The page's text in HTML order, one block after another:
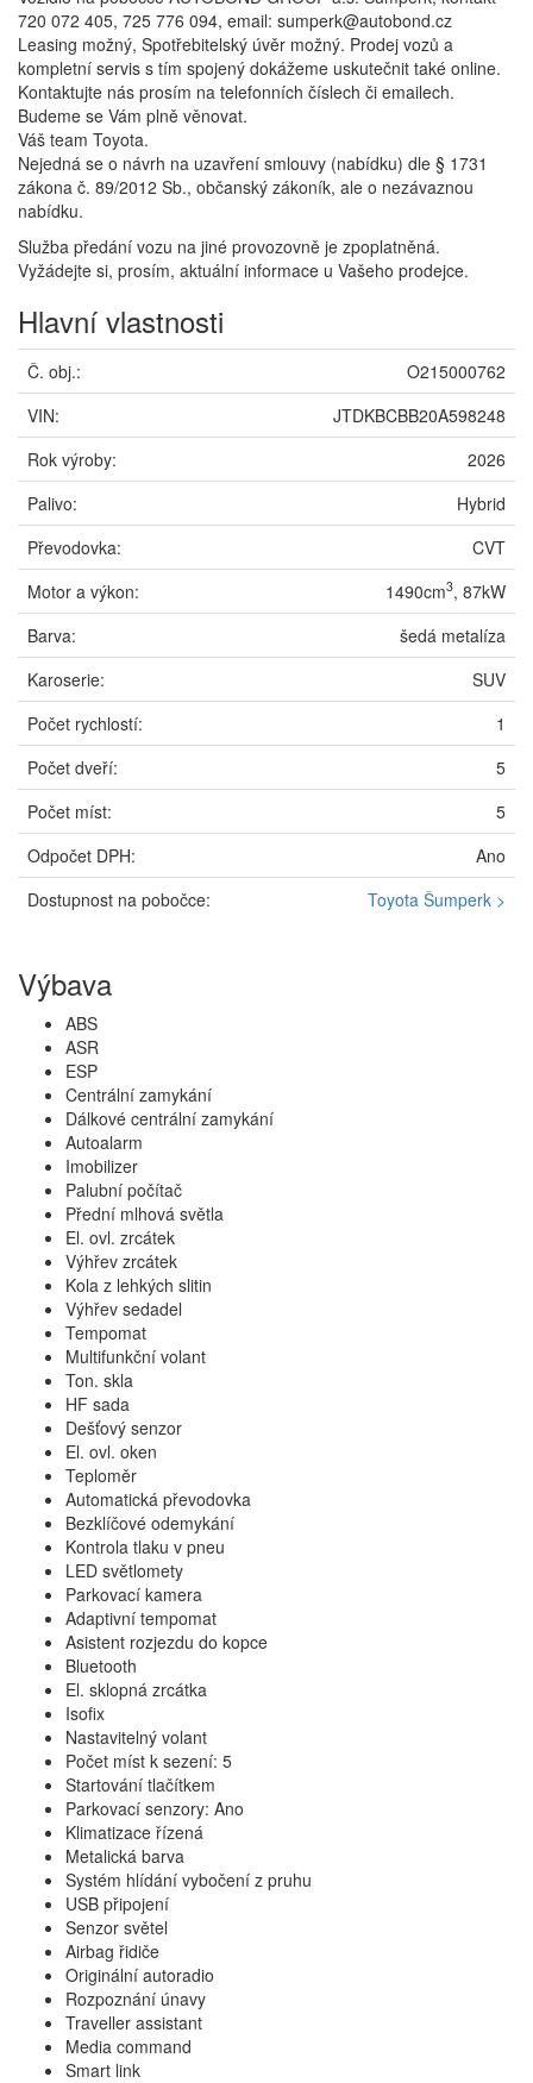
720 072 405, 725 776 094, email: sumperk@autobond.cz
Leasing možný, Spotřebitelský úvěr možný. Prodej vozů a
kompletní servis s tím spojený dokážeme uskutečnit také online.
Kontaktujte nás prosím na telefonních číslech či emailech.
Budeme se Vám plně věnovat.
Váš team Toyota.
Nejedná se o návrh na uzavření smlouvy (nabídku) dle § 1731
zákona č. 89/2012 Sb., občanský zákoník, ale o nezávaznou
nabídku.
Služba předání vozu na jiné provozovně je zpoplatněná.
Vyžádejte si, prosím, aktuální informace u Vašeho prodejce.
Hlavní vlastnosti
Č. obj.:
O215000762
VIN:
JTDKBCBB20A598248
Rok výroby:
2026
Palivo:
Hybrid
Převodovka:
CVT
Motor a výkon:
1490cm3, 87kW
Barva:
šedá metalíza
Karoserie:
SUV
Počet rychlostí:
1
Počet dveří:
5
Počet míst:
5
Odpočet DPH:
Ano
Dostupnost na pobočce:
Toyota Šumperk >
Výbava
ABS
ASR
ESP
Centrální zamykání
Dálkové centrální zamykání
Autoalarm
Imobilizer
Palubní počítač
Přední mlhová světla
El. ovl. zrcátek
Výhřev zrcátek
Kola z lehkých slitin
Výhřev sedadel
Tempomat
Multifunkční volant
Ton. skla
HF sada
Dešťový senzor
El. ovl. oken
Teploměr
Automatická převodovka
Bezklíčové odemykání
Kontrola tlaku v pneu
LED světlomety
Parkovací kamera
Adaptivní tempomat
Asistent rozjezdu do kopce
Bluetooth
El. sklopná zrcátka
Isofix
Nastavitelný volant
Počet míst k sezení: 5
Startování tlačítkem
Parkovací senzory: Ano
Klimatizace řízená
Metalická barva
Systém hlídání vybočení z pruhu
USB připojení
Senzor světel
Airbag řidiče
Originální autoradio
Rozpoznání únavy
Traveller assistant
Media command
Smart link